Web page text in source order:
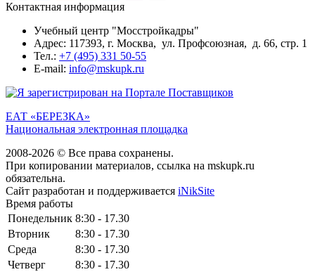
Контактная информация
Учебный центр "Мосстройкадры"
Адрес: 117393, г. Москва, ул. Профсоюзная, д. 66, стр. 1
Тел.: +7 (495) 331 50-55
E-mail: info@mskupk.ru
ЕАТ «БЕРЕЗКА»
Национальная электронная площадка
2008-2026 © Все права сохранены.
При копировании материалов, ссылка на mskupk.ru
обязательна.
Сайт разработан и поддерживается iNikSite
Время работы
Понедельник 8:30 - 17.30
Вторник
8:30 - 17.30
Среда
8:30 - 17.30
Четверг
8:30 - 17.30